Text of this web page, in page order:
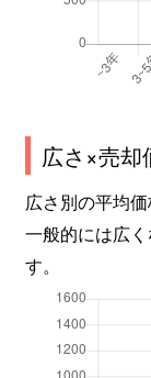
広さ×売却
広さ別の平均
一般的には広
す。